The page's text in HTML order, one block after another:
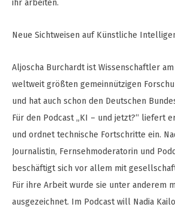
ihr arbeiten.
Neue Sichtweisen auf Künstliche
Aljoscha Burchardt ist Wissenschaftler
weltweit größten gemeinnützigen
und hat auch schon den Deutschen
Für den Podcast „KI – und jetzt?“ liefert
und ordnet technische Fortschritte ein.
Journalistin, Fernsehmoderatorin und
beschäftigt sich vor allem mit
Für ihre Arbeit wurde sie unter anderem
ausgezeichnet. Im Podcast will Nadia